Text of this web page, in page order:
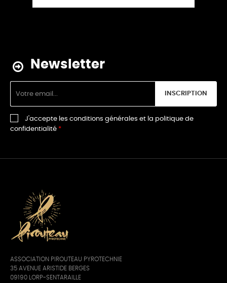
Newsletter
INSCRIPTION
J'accepte les conditions générales et la politique de
confidentialité
ASSOCIATION PIROUTEAU PYROTECHNIE
35 AVENUE ARISTIDE BERGES
09190 LORP-SENTARAILLE